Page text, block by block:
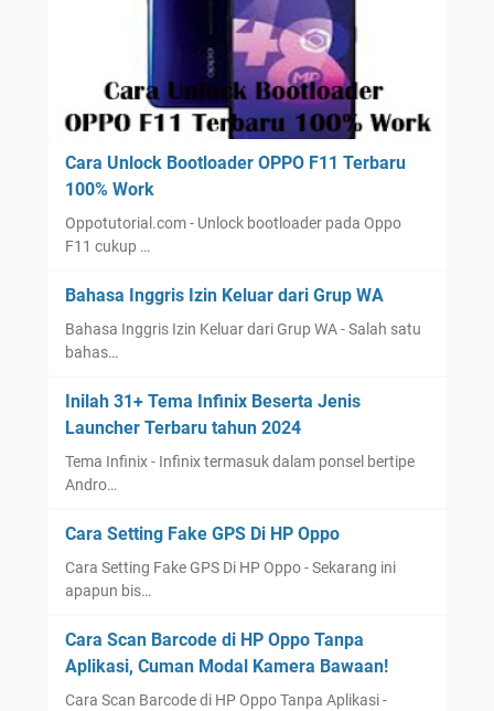
Cara Unlock Bootloader OPPO F11 Terbaru
100% Work
Oppotutorial.com - Unlock bootloader pada Oppo
F11 cukup …
Bahasa Inggris Izin Keluar dari Grup WA
Bahasa Inggris Izin Keluar dari Grup WA - Salah satu
bahas…
Inilah 31+ Tema Infinix Beserta Jenis
Launcher Terbaru tahun 2024
Tema Infinix - Infinix termasuk dalam ponsel bertipe
Andro…
Cara Setting Fake GPS Di HP Oppo
Cara Setting Fake GPS Di HP Oppo - Sekarang ini
apapun bis…
Cara Scan Barcode di HP Oppo Tanpa
Aplikasi, Cuman Modal Kamera Bawaan!
Cara Scan Barcode di HP Oppo Tanpa Aplikasi -